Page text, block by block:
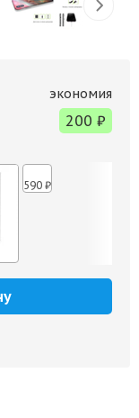
экономия
200 ₽
590 ₽